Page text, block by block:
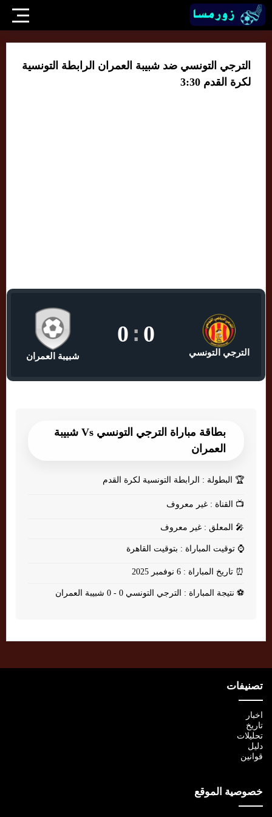
الترجي التونسي ضد شبيبة العمران الرابطة التونسية
لكرة القدم 3:30
الترجي التونسي
0
:
0
شبيبة العمران
بطاقة مباراة الترجي التونسي Vs شبيبة
العمران
🏆 البطولة : الرابطة التونسية لكرة القدم
📺 القناة : غير معروف
🎤 المعلق : غير معروف
⌚ توقيت المباراة : بتوقيت القاهرة
⏰ تاريخ المباراة : 6 نوفمبر 2025
⚽ نتيجة المباراة : الترجي التونسي 0 - 0 شبيبة العمران
تصنيفات
اخبار
تاريخ
تحليلات
دليل
قوانين
خصوصية الموقع